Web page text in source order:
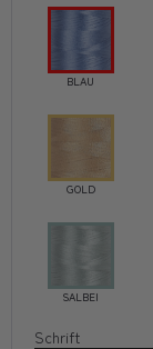
BLAU
GOLD
SALBEI
Schrift